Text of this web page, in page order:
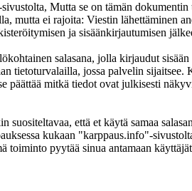
Mutta se on tämän
mutta ei rajoita: Viestin
ja sisäänkirjautumisen
salasana, jolla kirjaudut
jossa palvelin
päättää mitkä tiedot ovat julkisesti
että et käytä samaa
kukaan "karppaus.info"-
pyytää sinua antamaan